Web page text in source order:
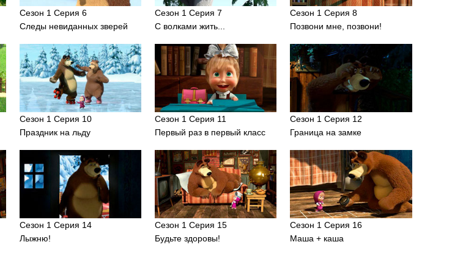
Сезон 1 Серия 6
Следы невиданных зверей
Сезон 1 Серия 7
С волками жить...
Сезон 1 Серия 8
Позвони мне, позвони!
Сезон 1 Серия 10
Праздник на льду
Сезон 1 Серия 11
Первый раз в первый класс
Сезон 1 Серия 12
Граница на замке
Сезон 1 Серия 14
Лыжню!
Сезон 1 Серия 15
Будьте здоровы!
Сезон 1 Серия 16
Маша + каша